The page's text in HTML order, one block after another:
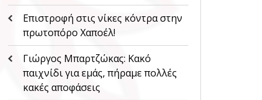
Επιστροφή στις νίκες κόντρα στην
πρωτοπόρο Χαποέλ!
Γιώργος Μπαρτζώκας: Κακό
παιχνίδι για εμάς, πήραμε πολλές
κακές αποφάσεις